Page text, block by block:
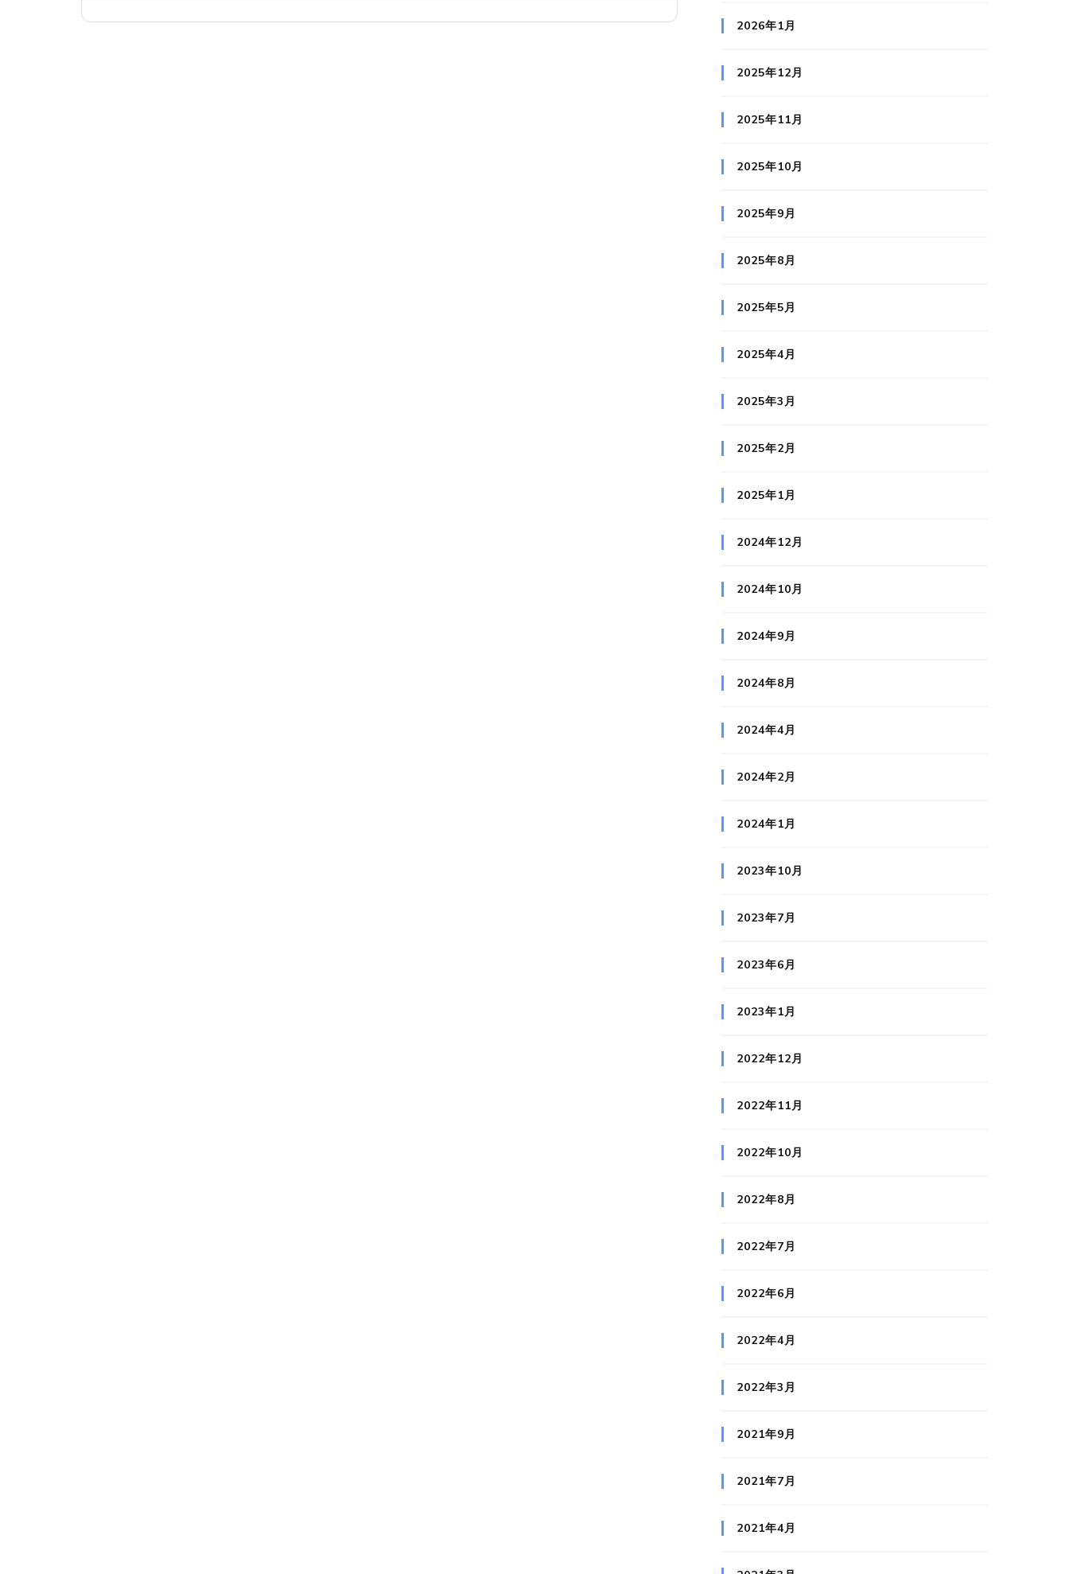
2026年1月
2025年12月
2025年11月
2025年10月
2025年9月
2025年8月
2025年5月
2025年4月
2025年3月
2025年2月
2025年1月
2024年12月
2024年10月
2024年9月
2024年8月
2024年4月
2024年2月
2024年1月
2023年10月
2023年7月
2023年6月
2023年1月
2022年12月
2022年11月
2022年10月
2022年8月
2022年7月
2022年6月
2022年4月
2022年3月
2021年9月
2021年7月
2021年4月